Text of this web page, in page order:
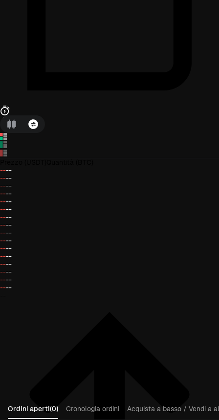
----
----
----
----
----
----
----
----
----
----
----
----
----
----
----
----
Ordini aperti(0) Cronologia ordini
Acquista a basso / Vendi a